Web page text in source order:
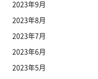
2023年9月
2023年8月
2023年7月
2023年6月
2023年5月